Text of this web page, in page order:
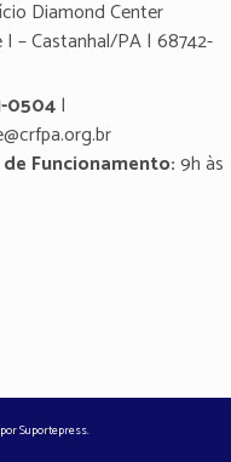
Diamond Center
I – Castanhal/PA | 68742-
0504|
Funcionamento:9h às
Suportepress.